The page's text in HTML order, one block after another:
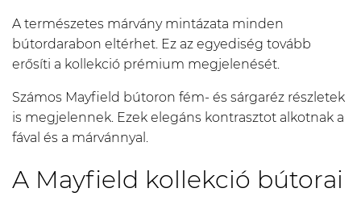
A természetes márvány mintázata minden
bútordarabon eltérhet. Ez az egyediség tovább
erősíti a kollekció prémium megjelenését.
Számos Mayfield bútoron fém- és sárgaréz részletek
is megjelennek. Ezek elegáns kontrasztot alkotnak a
fával és a márvánnyal.
A Mayfield kollekció bútorai